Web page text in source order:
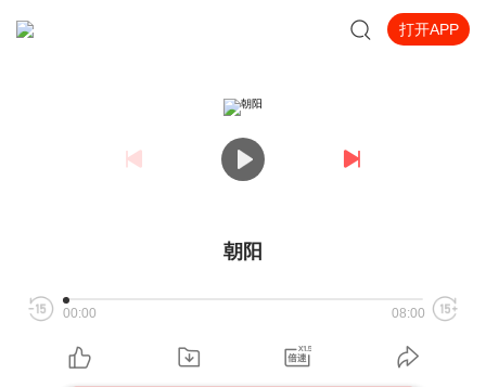
打开APP
朝阳
00:00 08:00